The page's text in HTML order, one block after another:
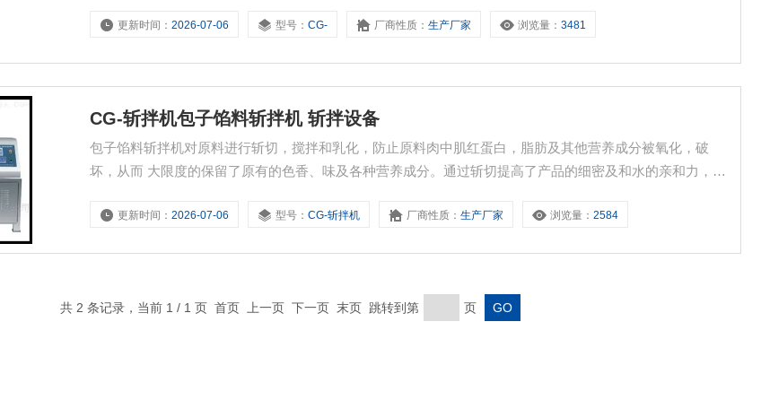
不仅可斩化，乳化各种肉类，也可斩切，乳化肉皮，筋腱等粗纤维和复合胶原蛋白的原料。
更新时间：2026-07-06 型号：CG- 厂商性质：生产厂家 浏览量：3481
CG-斩拌机包子馅料斩拌机 斩拌设备
包子馅料斩拌机对原料进行斩切，搅拌和乳化，防止原料肉中肌红蛋白，脂肪及其他营养成分被氧化，破
坏，从而 大限度的保留了原有的色香、味及各种营养成分。通过斩切提高了产品的细密及和水的亲和力，使
斩化，乳化各种肉类，也可斩切，乳化肉皮，筋腱等粗纤维和复合胶原蛋白的原料。
更新时间：2026-07-06 型号：CG-斩拌机 厂商性质：生产厂家 浏览量：2584
共 2 条记录，当前 1 / 1 页 首页 上一页 下一页 末页 跳转到第 页